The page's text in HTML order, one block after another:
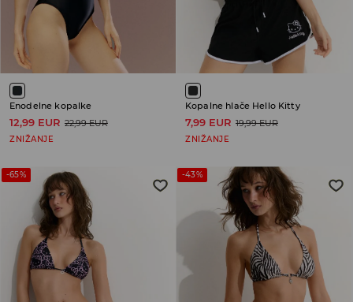
Enodelne kopalke
12,99 EUR 22,99 EUR
ZNIŽANJE
Kopalne hlače Hello Kitty
7,99 EUR 19,99 EUR
ZNIŽANJE
-65% -43%